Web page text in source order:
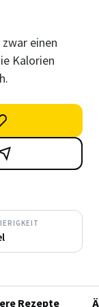
einen
Kalorien
Rezepte